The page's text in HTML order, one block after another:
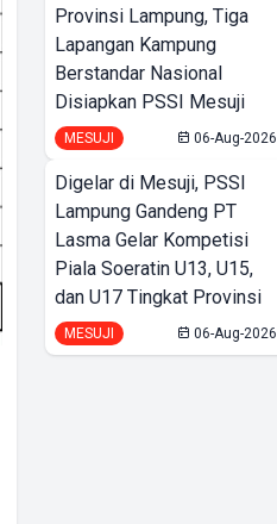
Provinsi Lampung, Tiga
Lapangan Kampung
Berstandar Nasional
Disiapkan PSSI Mesuji
MESUJI 06-Aug-2026
Digelar di Mesuji, PSSI
Lampung Gandeng PT
Lasma Gelar Kompetisi
Piala Soeratin U13, U15,
dan U17 Tingkat Provinsi
MESUJI 06-Aug-2026